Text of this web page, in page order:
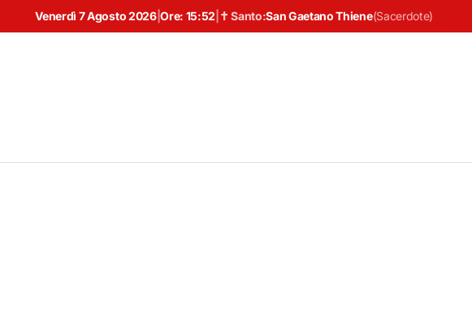
Venerdì 7 Agosto 2026|Ore: 15:52 ✝ Santo:San Gaetano Thiene(Sacerdote)